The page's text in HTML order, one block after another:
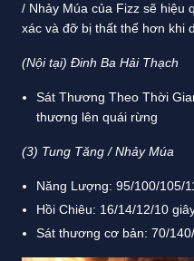
/ Nhảy Múa của Fizz sẽ hiệu
xác và đỡ bị thất thế hơn khi
(Nội tại) Đinh Ba Hải Thạch
Sát Thương Theo Thời
thương lên quái rừng
(3) Tung Tăng / Nhảy Múa
Năng Lượng: 95/100/105/
Hồi Chiêu: 16/14/12/10
Sát thương cơ bản: 70/